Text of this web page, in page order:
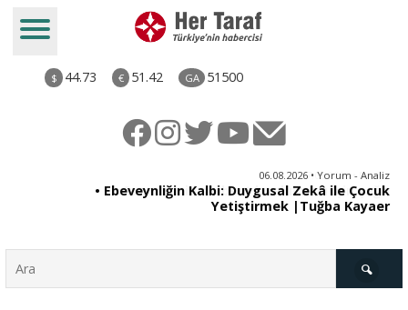
$ 44.73 € 51.42 GA 51500
06.08.2026 • Yorum - Analiz
• Ebeveynliğin Kalbi: Duygusal Zekâ ile Çocuk
Yetiştirmek |Tuğba Kayaer